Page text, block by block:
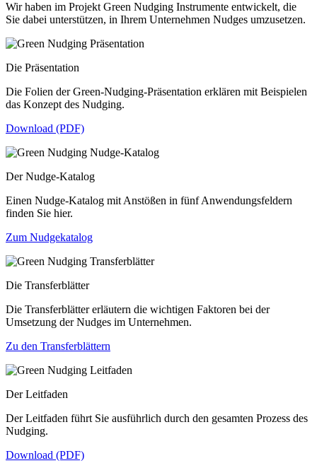
Wir haben im Projekt Green Nudging Instrumente entwickelt, die
Sie dabei unterstützen, in Ihrem Unternehmen Nudges umzusetzen.
Die Präsentation
Die Folien der Green-Nudging-Präsentation erklären mit Beispielen
das Konzept des Nudging.
Download (PDF)
Der Nudge-Katalog
Einen Nudge-Katalog mit Anstößen in fünf Anwendungsfeldern
finden Sie hier.
Zum Nudgekatalog
Die Transferblätter
Die Transferblätter erläutern die wichtigen Faktoren bei der
Umsetzung der Nudges im Unternehmen.
Zu den Transferblättern
Der Leitfaden
Der Leitfaden führt Sie ausführlich durch den gesamten Prozess des
Nudging.
Download (PDF)